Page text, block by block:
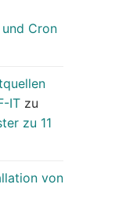
Cron
IT zu
zu 11
von